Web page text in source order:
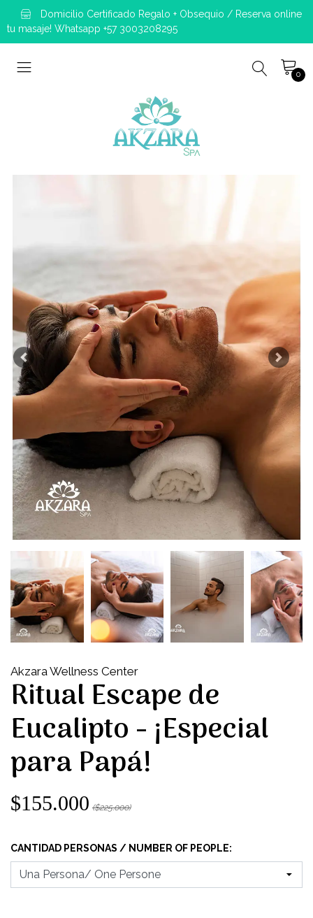
Domicilio Certificado Regalo + Obsequio / Reserva online
tu masaje! Whatsapp +57 3003208295
0
Previous Next
Akzara Wellness Center
Ritual Escape de
Eucalipto - ¡Especial
para Papá!
$155.000 ($225.000)
CANTIDAD PERSONAS / NUMBER OF PEOPLE: